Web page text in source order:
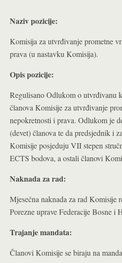
Naziv pozicije:
Komisija za utvrđivanje prometne
prava (u nastavku Komisija).
Opis pozicije:
Regulisano Odlukom o utvrđivanu
članova Komisije za utvrđivanje
nepokretnosti i prava. Odlukom je
(devet) članova te da predsjednik i
Komisije posjeduju VII stepen
ECTS bodova, a ostali članovi
Naknada za rad:
Mjesečna naknada za rad Komisije
Porezne uprave Federacije Bosne i
Trajanje mandata:
Članovi Komisije se biraju na